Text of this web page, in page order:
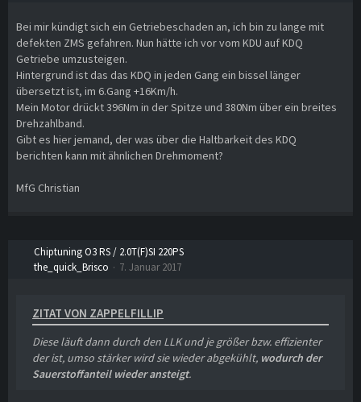
Bei mir kündigt sich ein Getriebeschaden an, ich bin zu lange mit
defekten ZMS gefahren. Nun hätte ich vor vom KDU auf KDQ
Getriebe umzusteigen.
Hintergrund ist das das KDQ in jeden Gang ein bissel länger
übersetzt ist, im 6.Gang +16Km/h.
Mein Motor drückt 396Nm in der Spitze und 380Nm über ein breites
Drehzahlband.
Gibt es hier jemand, der was über die Haltbarkeit des KDQ
berichten kann mit ähnlichen Drehmoment?
MfG Christian
Chiptuning O3 RS / 2.0T(F)SI 220PS
the_quick_Brisco
7. Januar 2017
ZITAT VON ZAPPELFILLIP
Diese läuft dann durch den LLK und je größer bzw. effizienter
der ist, umso stärker wird sie wieder abgekühlt, wodurch der
Sauerstoffanteil wieder ansteigt.